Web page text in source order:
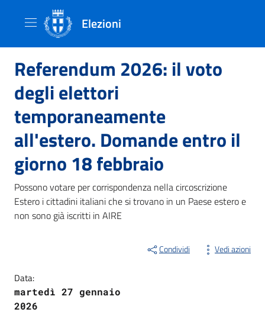
Elezioni
Referendum 2026: il voto
degli elettori
temporaneamente
all'estero. Domande entro il
giorno 18 febbraio
Possono votare per corrispondenza nella circoscrizione
Estero i cittadini italiani che si trovano in un Paese estero e
non sono già iscritti in AIRE
Condividi Vedi azioni
Data:
martedì 27 gennaio
2026